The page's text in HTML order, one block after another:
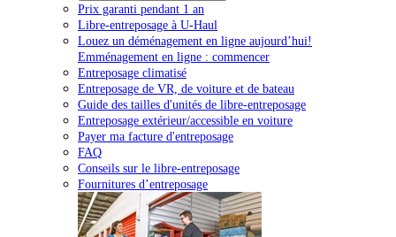
Prix garanti pendant 1 an
Libre-entreposage à U-Haul
Louez un déménagement en ligne aujourd’hui!
Emménagement en ligne : commencer
Entreposage climatisé
Entreposage de VR, de voiture et de bateau
Guide des tailles d'unités de libre-entreposage
Entreposage extérieur/accessible en voiture
Payer ma facture d'entreposage
FAQ
Conseils sur le libre-entreposage
Fournitures d’entreposage